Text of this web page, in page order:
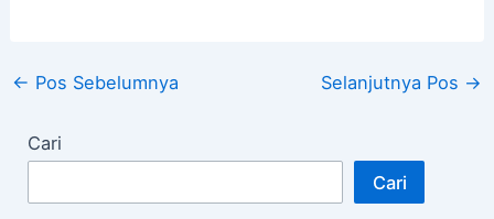
← Pos Sebelumnya Selanjutnya Pos →
Cari
Cari